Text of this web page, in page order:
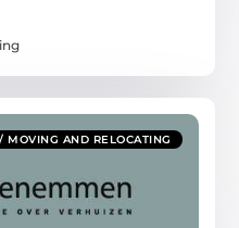
MOVING AND RELOCATING